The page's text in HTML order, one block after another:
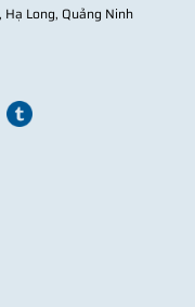
Long, Quảng Ninh